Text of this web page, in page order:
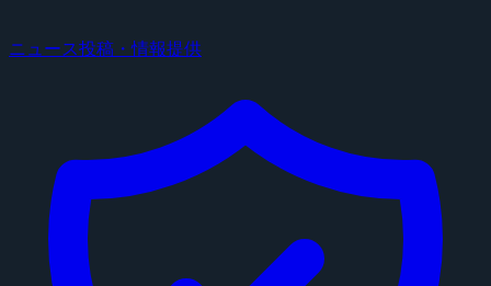
ニュース投稿・情報提供